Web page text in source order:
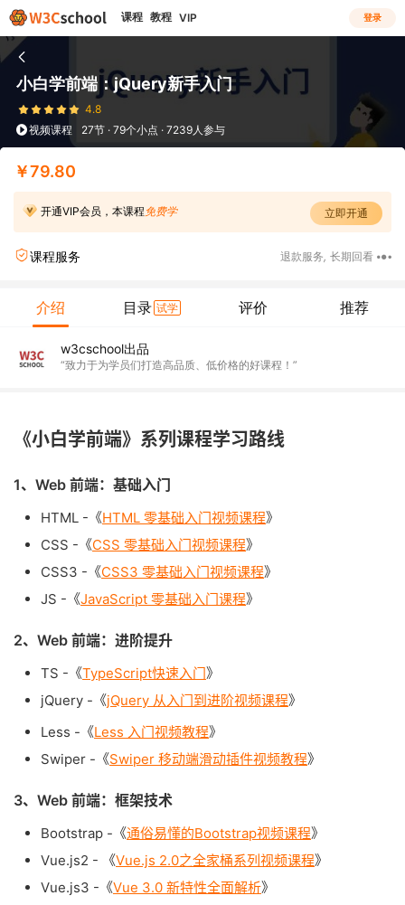
课程 教程 VIP 登录
小白学前端：jQuery新手入门
4.8
视频课程
27节 · 79个小点 · 7239人参与
￥79.80
开通VIP会员，本课程 免费学 立即开通
课程服务 退款服务 长期回看
介绍 目录 试学 评价 推荐
w3cschool出品
“致力于为学员们打造高品质、低价格的好课程！”
《小白学前端》系列课程学习路线
1、Web 前端：基础入门
HTML -《HTML 零基础入门视频课程》
CSS -《CSS 零基础入门视频课程》
CSS3 -《CSS3 零基础入门视频课程》
JS -《JavaScript 零基础入门课程》
2、Web 前端：进阶提升
TS -《TypeScript快速入门》
jQuery -《jQuery 从入门到进阶视频课程》
Less -《Less 入门视频教程》
Swiper -《Swiper 移动端滑动插件视频教程》
3、Web 前端：框架技术
Bootstrap -《通俗易懂的Bootstrap视频课程》
Vue.js2 - 《Vue.js 2.0之全家桶系列视频课程》
Vue.js3 -《Vue 3.0 新特性全面解析》